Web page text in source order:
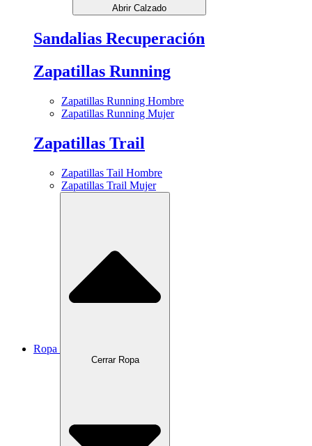
Abrir Calzado
Sandalias Recuperación
Zapatillas Running
Zapatillas Running Hombre
Zapatillas Running Mujer
Zapatillas Trail
Zapatillas Tail Hombre
Zapatillas Trail Mujer
Ropa
Cerrar Ropa